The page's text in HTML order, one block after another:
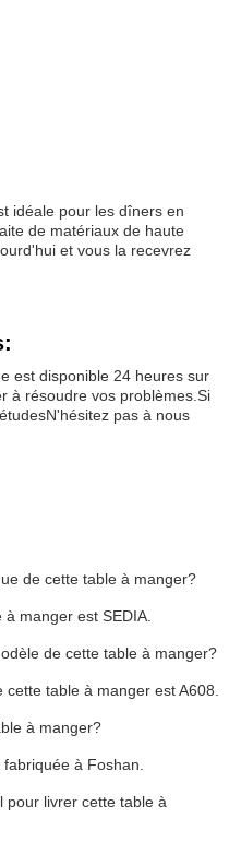
idéale pour les dîners en
de matériaux de haute
et vous la recevrez
est disponible 24 heures sur
à résoudre vos problèmes.Si
pas à nous
de cette table à manger?
manger est SEDIA.
de cette table à manger?
table à manger est A608.
à manger?
à Foshan.
pour livrer cette table à